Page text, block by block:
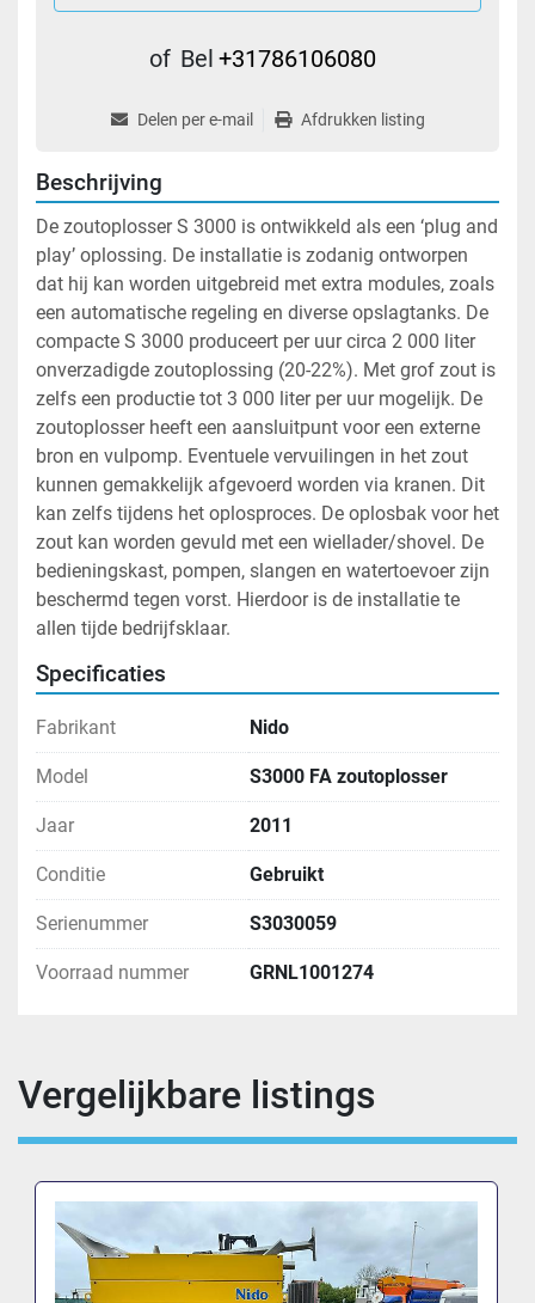
of Bel +31786106080
Delen per e-mail Afdrukken listing
Beschrijving
De zoutoplosser S 3000 is ontwikkeld als een ‘plug and
play’ oplossing. De installatie is zodanig ontworpen
dat hij kan worden uitgebreid met extra modules, zoals
een automatische regeling en diverse opslagtanks. De
compacte S 3000 produceert per uur circa 2 000 liter
onverzadigde zoutoplossing (20-22%). Met grof zout is
zelfs een productie tot 3 000 liter per uur mogelijk. De
zoutoplosser heeft een aansluitpunt voor een externe
bron en vulpomp. Eventuele vervuilingen in het zout
kunnen gemakkelijk afgevoerd worden via kranen. Dit
kan zelfs tijdens het oplosproces. De oplosbak voor het
zout kan worden gevuld met een wiellader/shovel. De
bedieningskast, pompen, slangen en watertoevoer zijn
beschermd tegen vorst. Hierdoor is de installatie te
allen tijde bedrijfsklaar.
Specificaties
Fabrikant Nido
Model S3000 FA zoutoplosser
Jaar 2011
Conditie Gebruikt
Serienummer S3030059
Voorraad nummer GRNL1001274
Vergelijkbare listings